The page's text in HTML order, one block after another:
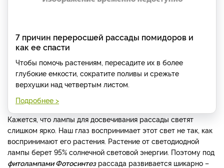
7 причин переросшей рассады помидоров и
как ее спасти
Чтобы помочь растениям, пересадите их в более
глубокие емкости, сократите поливы и срежьте
верхушки над четвертым листом.
Подробнее >
Кажется, что лампы для досвечивания рассады светят
слишком ярко. Наш глаз воспринимает этот свет не так, как
воспринимают его растения. Растение от светодиодной
лампы берет 95% солнечной световой энергии. Поэтому под
фитолампами Фотосинтезрассада развивается шикарно –